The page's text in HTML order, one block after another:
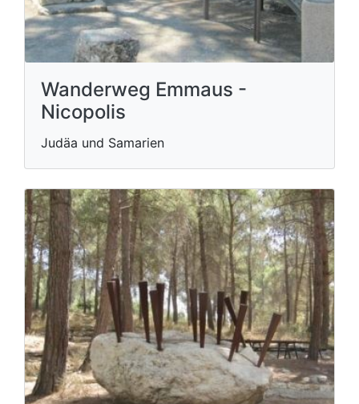
Wanderweg Emmaus -
Nicopolis
Judäa und Samarien